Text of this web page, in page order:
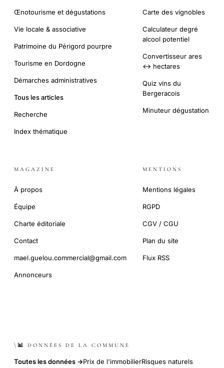
Œnotourisme et dégustations
Vie locale & associative
Patrimoine du Périgord pourpre
Tourisme en Dordogne
Démarches administratives
Tous les articles
Recherche
Index thématique
Carte des vignobles
Calculateur degré
alcool potentiel
Convertisseur ares
↔ hectares
Quiz vins du
Bergeracois
Minuteur dégustation
MAGAZINE
À propos
Équipe
Charte éditoriale
Contact
mael.guelou.commercial@gmail.com
Annonceurs
MENTIONS
Mentions légales
RGPD
CGV / CGU
Plan du site
Flux RSS
\📊 DONNÉES DE LA COMMUNE
Toutes les données →Prix de l'immobilierRisques naturels